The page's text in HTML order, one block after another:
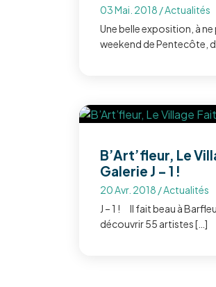
03 Mai. 2018 /Actualités
Une belle exposition, à ne
weekend de Pentecôte,
B’Art’fleur, Le
Galerie J – 1 !
20 Avr. 2018 /Actualités
J – 1 ! Il fait beau à
découvrir 55 artistes […]